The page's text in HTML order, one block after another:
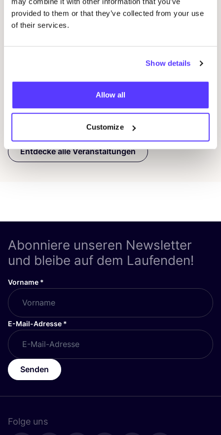
provided to them or that they’ve collected from your use
of their services.
Show details
Allow all
Customize
09 AUG
Workshop: Sticken für Anfänger*innen
Oderbergerstraße 42, 10435 Berlin
PreviousNext
Entdecke alle Veranstaltungen
Abonniere unseren Newsletter
und bleibe auf dem Laufenden!
Vorname *
E-Mail-Adresse *
Senden
Folge uns